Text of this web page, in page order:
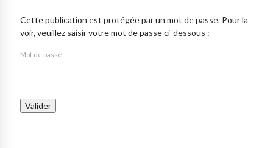
Cette publication est protégée par un mot de passe. Pour la
voir, veuillez saisir votre mot de passe ci-dessous :
Mot de passe :